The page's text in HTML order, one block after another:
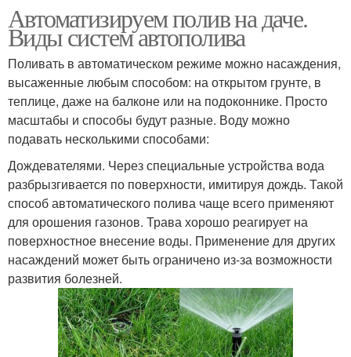
Автоматизируем полив на даче.
Виды систем автополива
Поливать в автоматическом режиме можно насаждения,
высаженные любым способом: на открытом грунте, в
теплице, даже на балконе или на подоконнике. Просто
масштабы и способы будут разные. Воду можно
подавать несколькими способами:
Дождевателями. Через специальные устройства вода
разбрызгивается по поверхности, имитируя дождь. Такой
способ автоматического полива чаще всего применяют
для орошения газонов. Трава хорошо реагирует на
поверхностное внесение воды. Применение для других
насаждений может быть ограничено из-за возможности
развития болезней.